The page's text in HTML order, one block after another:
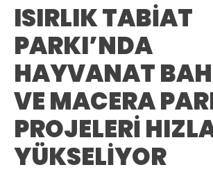
ISIRLIK TABİAT
PARKI’NDA
HAYVANAT
VE MACERA
PROJELERİ
YÜKSELİYOR